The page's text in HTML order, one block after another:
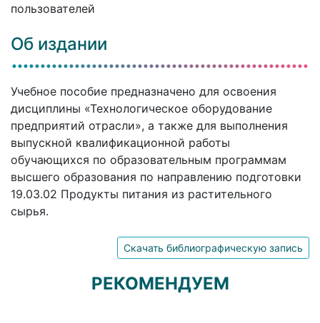
пользователей
Об издании
Учебное пособие предназначено для освоения
дисциплины «Технологическое оборудование
предприятий отрасли», а также для выполнения
выпускной квалификационной работы
обучающихся по образовательным программам
высшего образования по направлению подготовки
19.03.02 Продукты питания из растительного
сырья.
Скачать библиографическую запись
РЕКОМЕНДУЕМ